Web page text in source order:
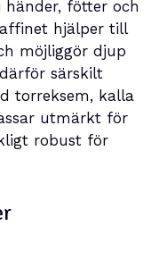
fötter och
hjälper till
möjliggör djup
särskilt
torreksem, kalla
utmärkt för
robust för